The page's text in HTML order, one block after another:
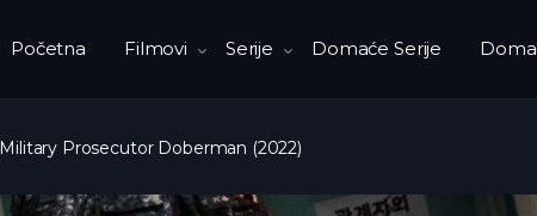
Početna Filmovi Serije Domaće Serije
Military Prosecutor Doberman (2022)